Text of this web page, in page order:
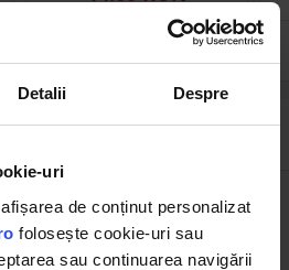
Detalii Despre
uri
de conținut personalizat
folosește cookie-uri sau
sau continuarea navigării